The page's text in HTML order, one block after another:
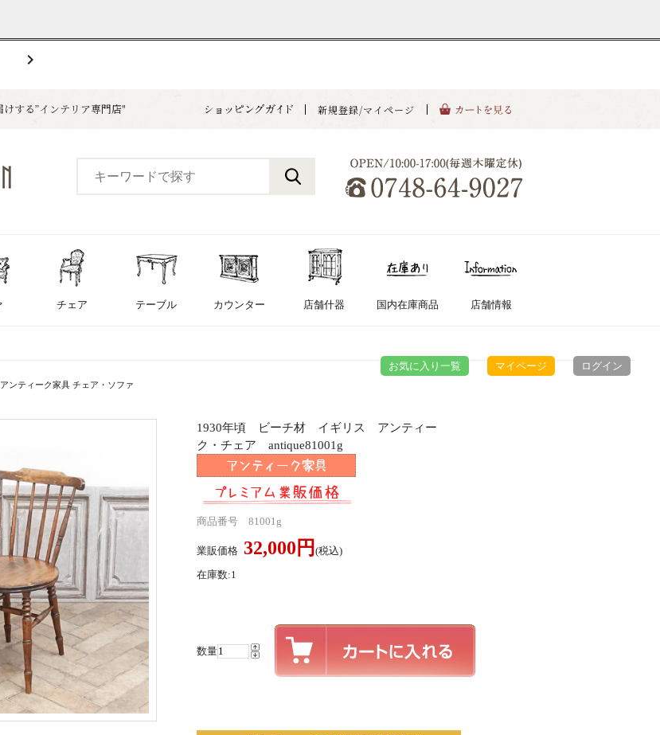
お気に入り一覧 マイページ ログイン
アンティーク家具 チェア・ソファ
1930年頃 ビーチ材 イギリス アンティー
ク・チェア antique81001g
商品番号 81001g
業販価格 32,000円 (税込)
在庫数:1
数量